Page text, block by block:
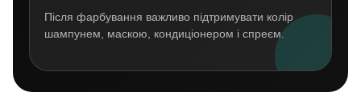
Після фарбування важливо підтримувати колір
шампунем, маскою, кондиціонером і спреєм.